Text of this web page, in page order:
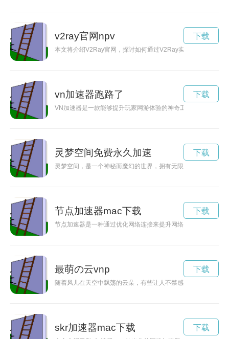
v2ray官网npv
本文将介绍V2Ray官网，探讨如何通过V2Ray实现便捷、安全
下载
vn加速器跑路了
VN加速器是一款能够提升玩家网游体验的神奇工具，通过优化
下载
灵梦空间免费永久加速
灵梦空间，是一个神秘而魔幻的世界，拥有无限可能的梦境。
下载
节点加速器mac下载
节点加速器是一种通过优化网络连接来提升网络速度的工具，
下载
最萌の云vnp
随着风儿在天空中飘荡的云朵，有些让人不禁感叹它们的可爱与
下载
skr加速器mac下载 下载